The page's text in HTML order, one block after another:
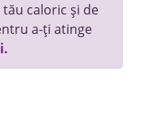
caloric și de
a-ți atinge